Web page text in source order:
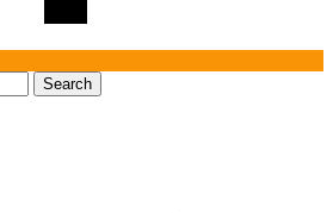
Search